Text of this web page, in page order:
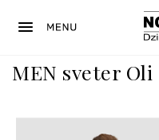
MEN sveter Oli